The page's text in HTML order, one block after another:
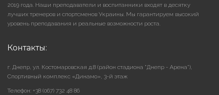
2019 года. Наши преподаватели и воспитанники входят в десятку
лучших тренеров и спортсменов Украины. Мы гарантируем высокий
уровень преподавания и реальные возможности роста.
Контакты:
г. Днепр, ул. Костомаровская д.8 (район стадиона "Днепр - Арена"),
Cпортивный комплекс «Динамо», 3-й этаж
Телефон: +38 (067) 732 48 86